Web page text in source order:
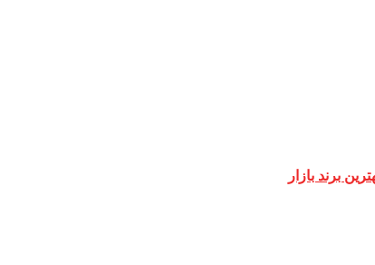
برند بازار